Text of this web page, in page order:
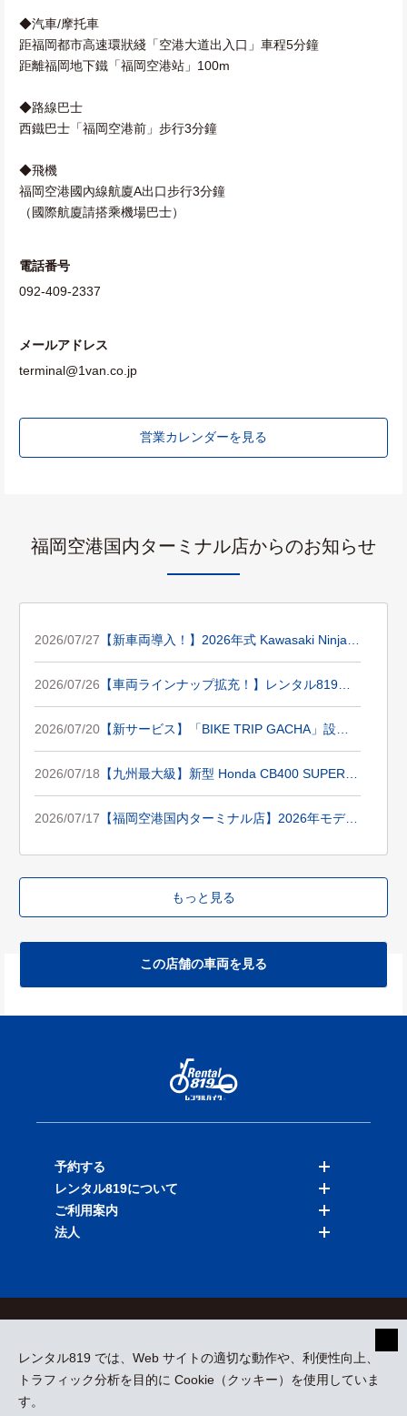
◆汽車/摩托車
距福岡都市高速環狀綫「空港大道出入口」車程5分鐘
距離福岡地下鐵「福岡空港站」100m
◆路線巴士
西鐵巴士「福岡空港前」步行3分鐘
◆飛機
福岡空港國內線航廈A出口步行3分鐘
（國際航廈請搭乘機場巴士）
電話番号
092-409-2337
メールアドレス
terminal@1van.co.jp
営業カレンダーを見る
福岡空港国内ターミナル店からのお知らせ
2026/07/27 【新車両導入！】2026年式 Kawasaki Ninja Z
X-4RRがレンタル819福岡空港国内ターミナ
ル店に登場！
2026/07/26 【車両ラインナップ拡充！】レンタル819福
岡空港国内ターミナル店にVストロームシ
リーズ3台が新登場！
2026/07/20 【新サービス】「BIKE TRIP GACHA」設置
のお知らせ！
2026/07/18 【九州最大級】新型 Honda CB400 SUPER F
OUR E-Clutch を大量導入します！
2026/07/17 【福岡空港国内ターミナル店】2026年モデル
もっと見る
この店舗の車両を見る
レンタル819 では、Web サイトの適切な動作や、利便性向上、
トラフィック分析を目的に Cookie（クッキー）を使用していま
す。
予約する
バイクを探す
店舗を探す
レンタル819について
料金表
ご利用案内
法人
採用情報
プレスリリース